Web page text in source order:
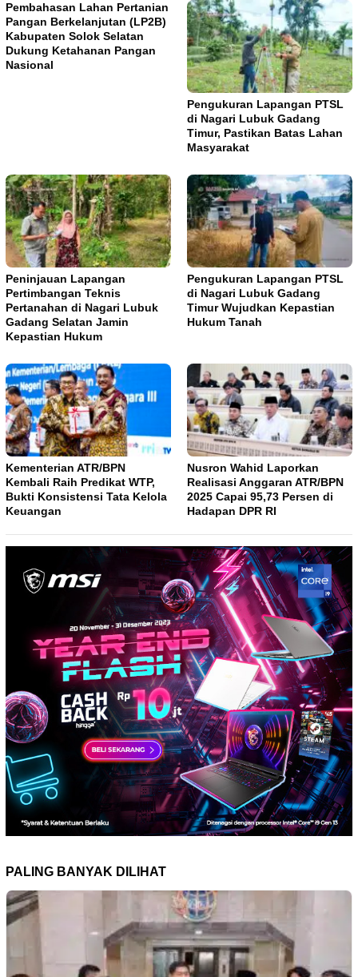
Pembahasan Lahan Pertanian
Pangan Berkelanjutan (LP2B)
Kabupaten Solok Selatan
Dukung Ketahanan Pangan
Nasional
Pengukuran Lapangan PTSL
di Nagari Lubuk Gadang
Timur, Pastikan Batas Lahan
Masyarakat
Peninjauan Lapangan
Pertimbangan Teknis
Pertanahan di Nagari Lubuk
Gadang Selatan Jamin
Kepastian Hukum
Pengukuran Lapangan PTSL
di Nagari Lubuk Gadang
Timur Wujudkan Kepastian
Hukum Tanah
Kementerian ATR/BPN
Kembali Raih Predikat WTP,
Bukti Konsistensi Tata Kelola
Keuangan
Nusron Wahid Laporkan
Realisasi Anggaran ATR/BPN
2025 Capai 95,73 Persen di
Hadapan DPR RI
PALING BANYAK DILIHAT